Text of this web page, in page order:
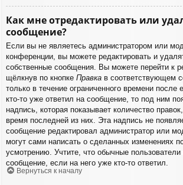
Как мне отредактировать или
сообщение?
Если вы не являетесь администратором или
конференции, вы можете редактировать и
собственные сообщения. Вы можете перейти к
щёлкнув по кнопке Правка в соответствующем
только в течение ограниченного времени после
кто-то уже ответил на сообщение, то под ним
надпись, которая показывает количество
время последней из них. Эта надпись не
сообщение редактировал администратор или
могут сами написать о сделанных изменениях
усмотрению. Учтите, что обычные пользователи
сообщение, если на него уже кто-то ответил.
Вернуться к началу